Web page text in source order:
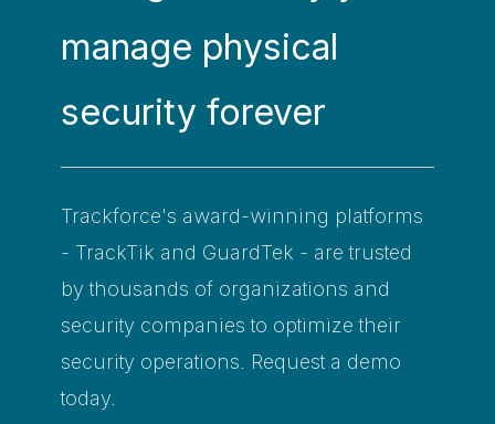
manage physical
security forever
Trackforce's award-winning platforms
- TrackTik and GuardTek - are trusted
by thousands of organizations and
security companies to optimize their
security operations. Request a demo
today.